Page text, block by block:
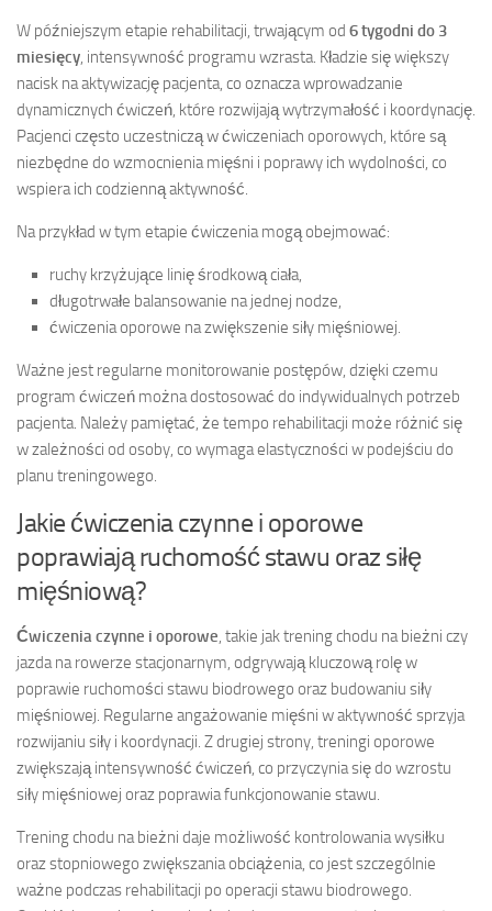
W późniejszym etapie rehabilitacji, trwającym od 6 tygodni do 3
miesięcy, intensywność programu wzrasta. Kładzie się większy
nacisk na aktywizację pacjenta, co oznacza wprowadzanie
dynamicznych ćwiczeń, które rozwijają wytrzymałość i koordynację.
Pacjenci często uczestniczą w ćwiczeniach oporowych, które są
niezbędne do wzmocnienia mięśni i poprawy ich wydolności, co
wspiera ich codzienną aktywność.
Na przykład w tym etapie ćwiczenia mogą obejmować:
ruchy krzyżujące linię środkową ciała,
długotrwałe balansowanie na jednej nodze,
ćwiczenia oporowe na zwiększenie siły mięśniowej.
Ważne jest regularne monitorowanie postępów, dzięki czemu
program ćwiczeń można dostosować do indywidualnych potrzeb
pacjenta. Należy pamiętać, że tempo rehabilitacji może różnić się
w zależności od osoby, co wymaga elastyczności w podejściu do
planu treningowego.
Jakie ćwiczenia czynne i oporowe
poprawiają ruchomość stawu oraz siłę
mięśniową?
Ćwiczenia czynne i oporowe, takie jak trening chodu na bieżni czy
jazda na rowerze stacjonarnym, odgrywają kluczową rolę w
poprawie ruchomości stawu biodrowego oraz budowaniu siły
mięśniowej. Regularne angażowanie mięśni w aktywność sprzyja
rozwijaniu siły i koordynacji. Z drugiej strony, treningi oporowe
zwiększają intensywność ćwiczeń, co przyczynia się do wzrostu
siły mięśniowej oraz poprawia funkcjonowanie stawu.
Trening chodu na bieżni daje możliwość kontrolowania wysiłku
oraz stopniowego zwiększania obciążenia, co jest szczególnie
ważne podczas rehabilitacji po operacji stawu biodrowego.